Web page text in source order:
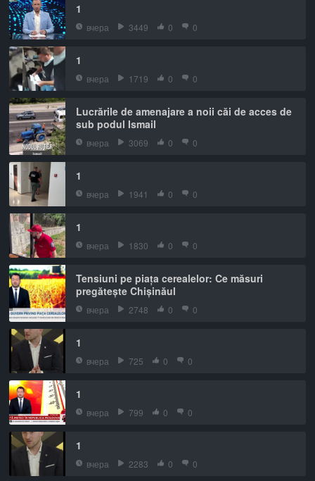
1
вчера 3449 0 0
1
вчера 1719 0 0
Lucrările de amenajare a noii căi de acces de
sub podul Ismail
вчера 3069 0 0
1
вчера 1941 0 0
1
вчера 1830 0 0
Tensiuni pe piața cerealelor: Ce măsuri
pregătește Chișinăul
вчера 2748 0 0
1
вчера 725 0 0
1
вчера 799 0 0
1
вчера 2283 0 0